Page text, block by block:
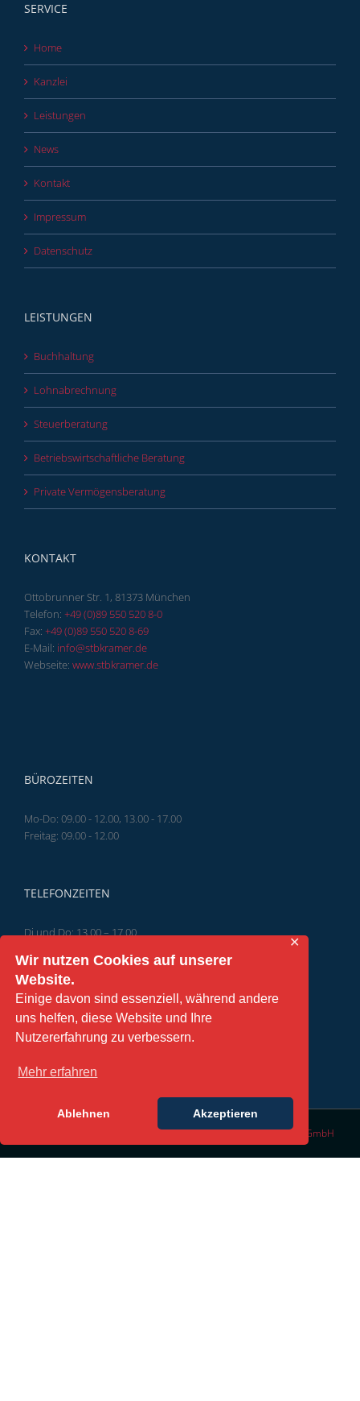
Wir nutzen Cookies auf unserer
Website.
Einige davon sind essenziell, während andere
uns helfen, diese Website und Ihre
Nutzererfahrung zu verbessern.
Mehr erfahren
Ablehnen Akzeptieren
✕
SERVICE
Home
Kanzlei
Leistungen
News
Kontakt
Impressum
Datenschutz
LEISTUNGEN
Buchhaltung
Lohnabrechnung
Steuerberatung
Betriebswirtschaftliche Beratung
Private Vermögensberatung
KONTAKT
Ottobrunner Str. 1, 81373 München
Telefon: +49 (0)89 550 520 8-0
Fax: +49 (0)89 550 520 8-69
E-Mail: info@stbkramer.de
Webseite: www.stbkramer.de
BÜROZEITEN
Mo-Do: 09.00 - 12.00, 13.00 - 17.00
Freitag: 09.00 - 12.00
TELEFONZEITEN
Di und Do: 13.00 – 17.00
TERMIN VEREINBAREN
© Copyright 2016 | All Rights Reserved | Design byDesignLabs GmbH